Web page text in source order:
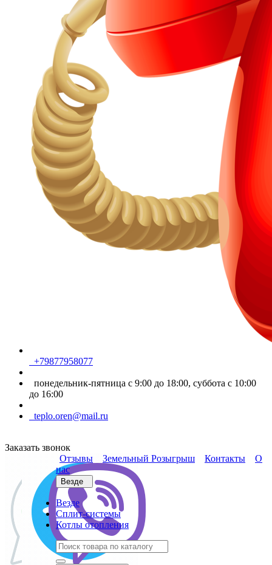
+79877958077
понедельник-пятница с 9:00 до 18:00, суббота с 10:00
до 16:00
teplo.oren@mail.ru
Заказать звонок
Отзывы
Земельный Розыгрыш Контакты
О
нас
Везде
Везде
Сплит-системы
Котлы отопления